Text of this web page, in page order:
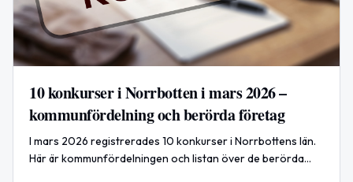
10 konkurser i Norrbotten i mars 2026 –
kommunfördelning och berörda företag
I mars 2026 registrerades 10 konkurser i Norrbottens län.
Här är kommunfördelningen och listan över de berörda